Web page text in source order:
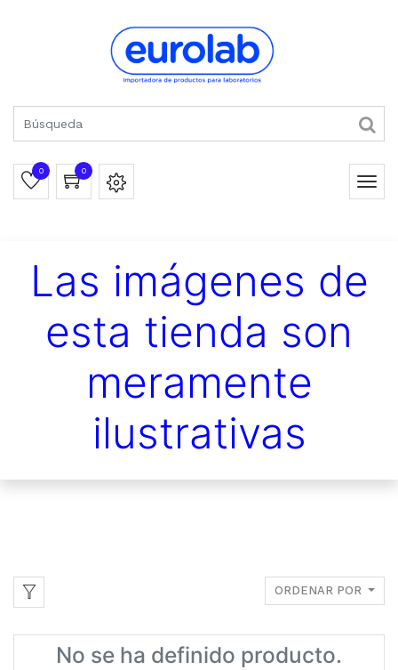
0 0
Las imágenes de
esta tienda son
meramente
ilustrativas
ORDENAR POR
No se ha definido producto.